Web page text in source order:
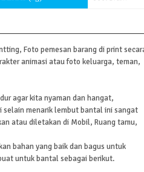
Foto pemesan barang di print
animasi atau foto keluarga, teman,
agar kita nyaman dan hangat,
menarik lembut bantal ini sangat
atau diletakan di Mobil, Ruang tamu,
bahan yang baik dan bagus untuk
untuk bantal sebagai berikut.